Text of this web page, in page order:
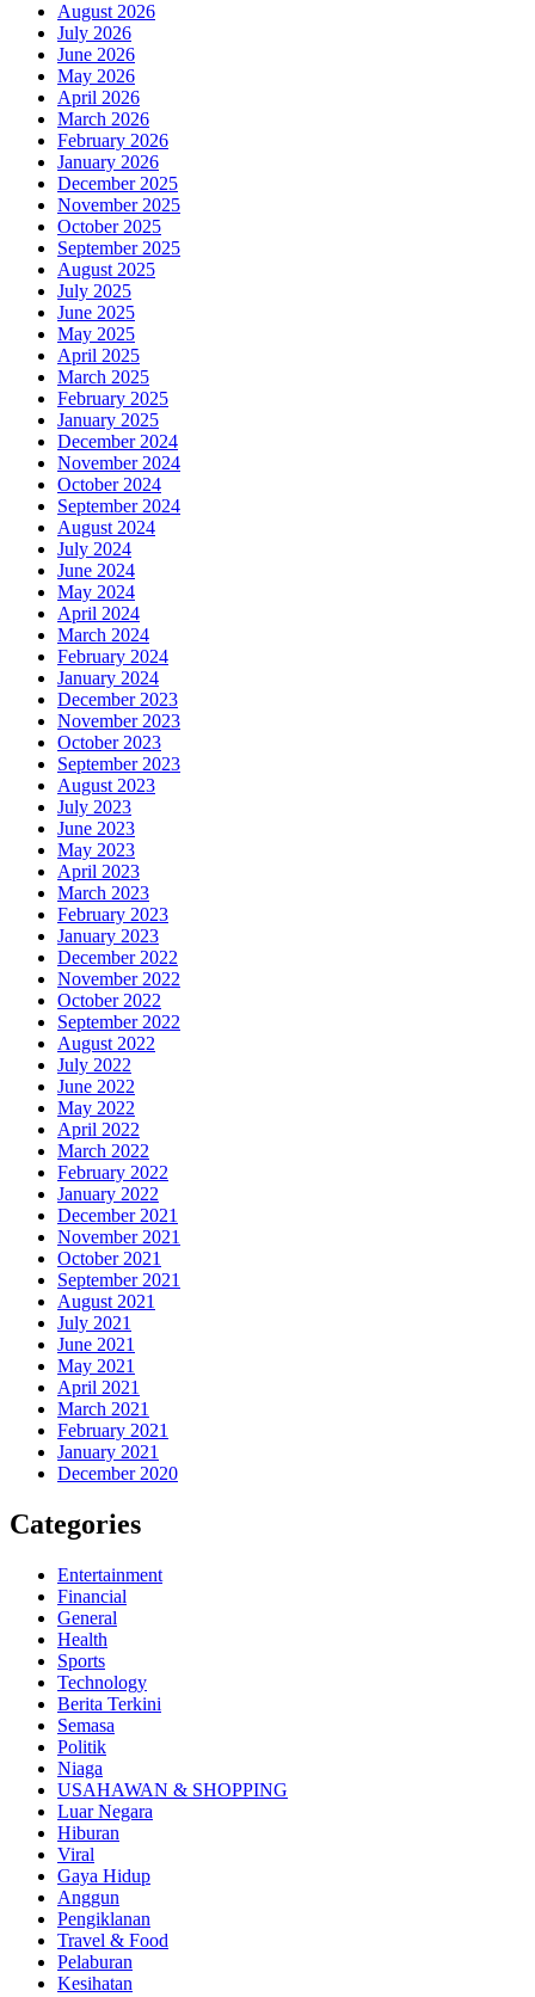
August 2026
July 2026
June 2026
May 2026
April 2026
March 2026
February 2026
January 2026
December 2025
November 2025
October 2025
September 2025
August 2025
July 2025
June 2025
May 2025
April 2025
March 2025
February 2025
January 2025
December 2024
November 2024
October 2024
September 2024
August 2024
July 2024
June 2024
May 2024
April 2024
March 2024
February 2024
January 2024
December 2023
November 2023
October 2023
September 2023
August 2023
July 2023
June 2023
May 2023
April 2023
March 2023
February 2023
January 2023
December 2022
November 2022
October 2022
September 2022
August 2022
July 2022
June 2022
May 2022
April 2022
March 2022
February 2022
January 2022
December 2021
November 2021
October 2021
September 2021
August 2021
July 2021
June 2021
May 2021
April 2021
March 2021
February 2021
January 2021
December 2020
Categories
Entertainment
Financial
General
Health
Sports
Technology
Berita Terkini
Semasa
Politik
Niaga
USAHAWAN & SHOPPING
Luar Negara
Hiburan
Viral
Gaya Hidup
Anggun
Pengiklanan
Travel & Food
Pelaburan
Kesihatan